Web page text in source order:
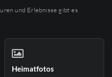
und Erlebnisse gibt es
Heimatfotos